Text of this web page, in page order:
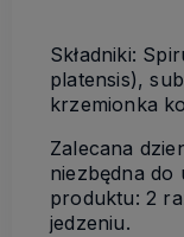
Składniki:
platensis),
krzemionka
Zalecana
niezbędna do
produktu: 2
jedzeniu.